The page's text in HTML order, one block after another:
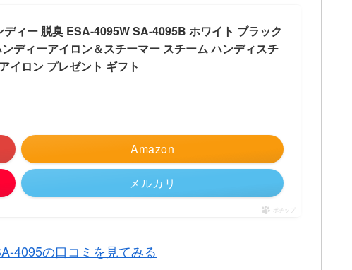
ィー 脱臭 ESA-4095W SA-4095B ホワイト ブラック
ディーアイロン＆スチーマー スチーム ハンディスチ
イロン プレゼント ギフト
Amazon
メルカリ
ポチップ
4095の口コミを見てみる